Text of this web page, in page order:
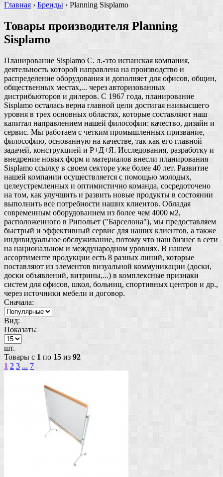
Главная › Бренды › Planning Sisplamo
Товары производителя Planning
Sisplamo
Планирование Sisplamo С. л.-это испанская компания,
деятельность которой направлена на производство и
распределение оборудования и дополняет для офисов, общин,
общественных местах,... через авторизованных
дистрибьюторов и дилеров. С 1967 года, планирование
Sisplamo осталась верна главной цели достигая наивысшего
уровня в трех основных областях, которые составляют наш
капитал направлением нашей философии: качество, дизайн и
сервис. Мы работаем с четким промышленных призвание,
философию, основанную на качестве, так как его главной
задачей, конструкцией и Р+Д+Я. Исследования, разработку и
внедрение новых форм и материалов внесли планирования
Sisplamo ссылку в своем секторе уже более 40 лет. Развитие
нашей компании осуществляется с помощью молодых,
целеустремленных и оптимистично команда, сосредоточено
на том, как улучшить и развить новые продукты в состоянии
выполнить все потребности наших клиентов. Обладая
современным оборудованием из более чем 4000 м2,
расположенного в Рипольет ("Барселона"), мы предоставляем
быстрый и эффективный сервис для наших клиентов, а также
индивидуальное обслуживание, потому что наш бизнес в сети
на национальном и международном уровнях. В нашем
ассортименте продукции есть 8 разных линий, которые
поставляют из элементов визуальной коммуникации (доски,
доски объявлений, витрины,...) в комплексные признаки
систем для офисов, школ, больниц, спортивных центров и др.,
через источники мебели и договор.
Сначала:
Вид:
Показать:
шт.
Товары с 1 по 15 из 92
1 2 3 ... 7